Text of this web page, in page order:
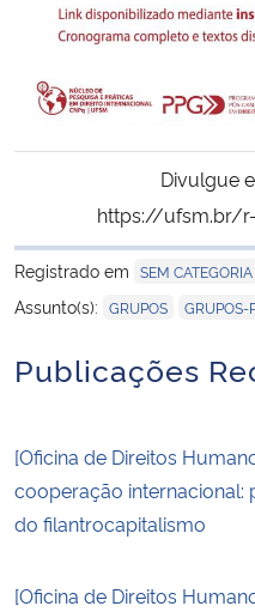
Divulgue
https://ufsm.br/
Registrado em SEM CATEGORIA
Assunto(s): GRUPOS GRUPOS-
Publicações
[Oficina de Direitos
cooperação internacional:
do filantrocapitalismo
[Oficina de Direitos